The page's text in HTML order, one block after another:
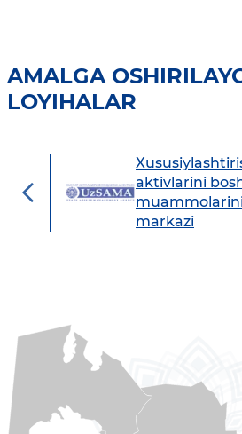
AMALGA
LOYIHALAR
aktivlarini
markazi